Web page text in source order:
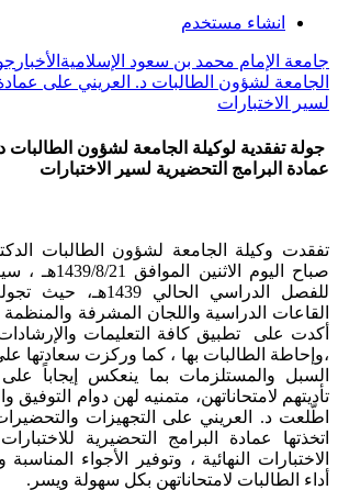
انشاء مستخدم
جامعة الإمام محمد بن سعود الإسلامية الأخبار
الجامعة لشؤون الطالبات د. العريني على
لسير الاختبارات
جولة تفقدية لوكيلة الجامعة لشؤون الطالبات
عمادة البرامج التحضيرية لسير الاختبارات
تفقدت وكيلة الجامعة لشؤون الطالبات
صباح اليوم
للفصل الدراسي الحالي
القاعات الدراسية واللجان المشرفة والمنظمة
أكدت على تطبيق كافة التعليمات والإرشادات
،وإحاطة الطالبات بها ، كما وركزت سعادتها
السبل والمستلزمات بما ينعكس إيجاباً على
تأديتهم لامتحاناتهن، متمنيه لهن دوام التوفيق
اطّلعت د. العريني على التجهيزات
اتخذتها عمادة البرامج التحضيرية
الاختبارات النهائية ، وتوفير الأجواء
أداء الطالبات لامتحاناتهن بكل سهولة ويسر.